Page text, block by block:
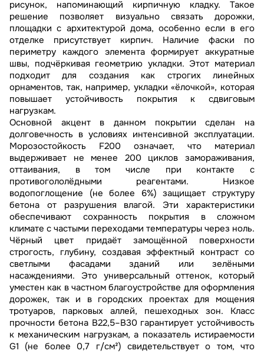
рисунок, напоминающий кирпичную кладку. Такое
решение позволяет визуально связать дорожки,
площадки с архитектурой дома, особенно если в его
отделке присутствует кирпич. Наличие фаски по
периметру каждого элемента формирует аккуратные
швы, подчёркивая геометрию укладки. Этот материал
подходит для создания как строгих линейных
орнаментов, так, например, укладки «ёлочкой», которая
повышает устойчивость покрытия к сдвиговым
нагрузкам.
Основной акцент в данном покрытии сделан на
долговечность в условиях интенсивной эксплуатации.
Морозостойкость F200 означает, что материал
выдерживает не менее 200 циклов замораживания,
оттаивания, в том числе при контакте с
противогололёдными реагентами. Низкое
водопоглощение (не более 6%) защищает структуру
бетона от разрушения влагой. Эти характеристики
обеспечивают сохранность покрытия в сложном
климате с частыми переходами температуры через ноль.
Чёрный цвет придаёт замощённой поверхности
строгость, глубину, создавая эффектный контраст со
светлыми фасадами зданий или зелёными
насаждениями. Это универсальный оттенок, который
уместен как в частном благоустройстве для оформления
дорожек, так и в городских проектах для мощения
тротуаров, парковых аллей, пешеходных зон. Класс
прочности бетона B22,5–B30 гарантирует устойчивость
к механическим нагрузкам, а показатель истираемости
G1 (не более 0,7 г/см²) свидетельствует о том, что